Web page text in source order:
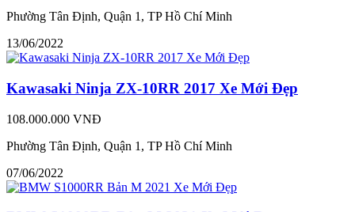
Phường Tân Định, Quận 1, TP Hồ Chí Minh
13/06/2022
Kawasaki Ninja ZX-10RR 2017 Xe Mới Đẹp
108.000.000 VNĐ
Phường Tân Định, Quận 1, TP Hồ Chí Minh
07/06/2022